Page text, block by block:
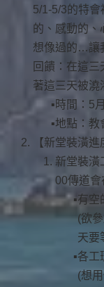
5/1-5/3的特會
的、感動的、
想像過的…讓
回饋：在這
著這三天被澆
時間：5
地點：教
【新堂裝潢進
新堂裝潢
00傳道會
有空
(欲
天要
各工
(想